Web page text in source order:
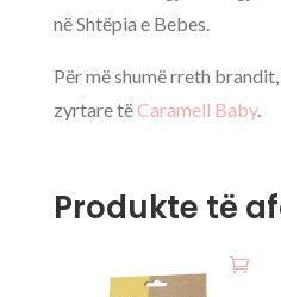
në Shtëpia e Bebes.
Për më shumë rreth
zyrtare tëCaramell Baby.
Produkte të